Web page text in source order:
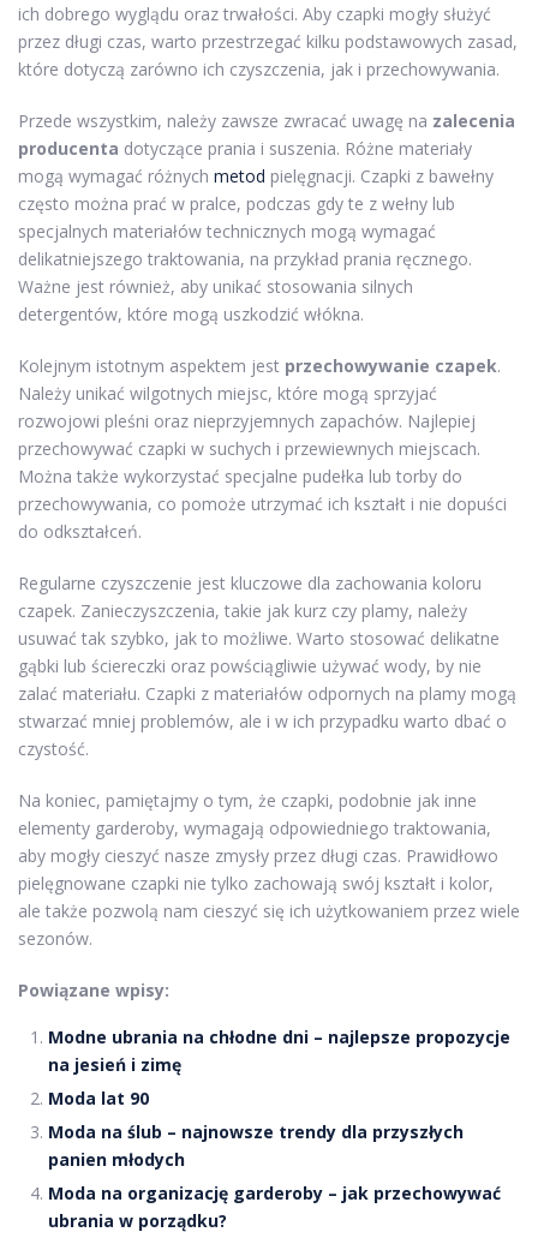
ich dobrego wyglądu oraz trwałości. Aby czapki mogły służyć
przez długi czas, warto przestrzegać kilku podstawowych zasad,
które dotyczą zarówno ich czyszczenia, jak i przechowywania.
Przede wszystkim, należy zawsze zwracać uwagę na zalecenia
producenta dotyczące prania i suszenia. Różne materiały
mogą wymagać różnych metod pielęgnacji. Czapki z bawełny
często można prać w pralce, podczas gdy te z wełny lub
specjalnych materiałów technicznych mogą wymagać
delikatniejszego traktowania, na przykład prania ręcznego.
Ważne jest również, aby unikać stosowania silnych
detergentów, które mogą uszkodzić włókna.
Kolejnym istotnym aspektem jest przechowywanie czapek.
Należy unikać wilgotnych miejsc, które mogą sprzyjać
rozwojowi pleśni oraz nieprzyjemnych zapachów. Najlepiej
przechowywać czapki w suchych i przewiewnych miejscach.
Można także wykorzystać specjalne pudełka lub torby do
przechowywania, co pomoże utrzymać ich kształt i nie dopuści
do odkształceń.
Regularne czyszczenie jest kluczowe dla zachowania koloru
czapek. Zanieczyszczenia, takie jak kurz czy plamy, należy
usuwać tak szybko, jak to możliwe. Warto stosować delikatne
gąbki lub ściereczki oraz powściągliwie używać wody, by nie
zalać materiału. Czapki z materiałów odpornych na plamy mogą
stwarzać mniej problemów, ale i w ich przypadku warto dbać o
czystość.
Na koniec, pamiętajmy o tym, że czapki, podobnie jak inne
elementy garderoby, wymagają odpowiedniego traktowania,
aby mogły cieszyć nasze zmysły przez długi czas. Prawidłowo
pielęgnowane czapki nie tylko zachowają swój kształt i kolor,
ale także pozwolą nam cieszyć się ich użytkowaniem przez wiele
sezonów.
Powiązane wpisy:
Modne ubrania na chłodne dni – najlepsze propozycje
na jesień i zimę
Moda lat 90
Moda na ślub – najnowsze trendy dla przyszłych
panien młodych
Moda na organizację garderoby – jak przechowywać
ubrania w porządku?